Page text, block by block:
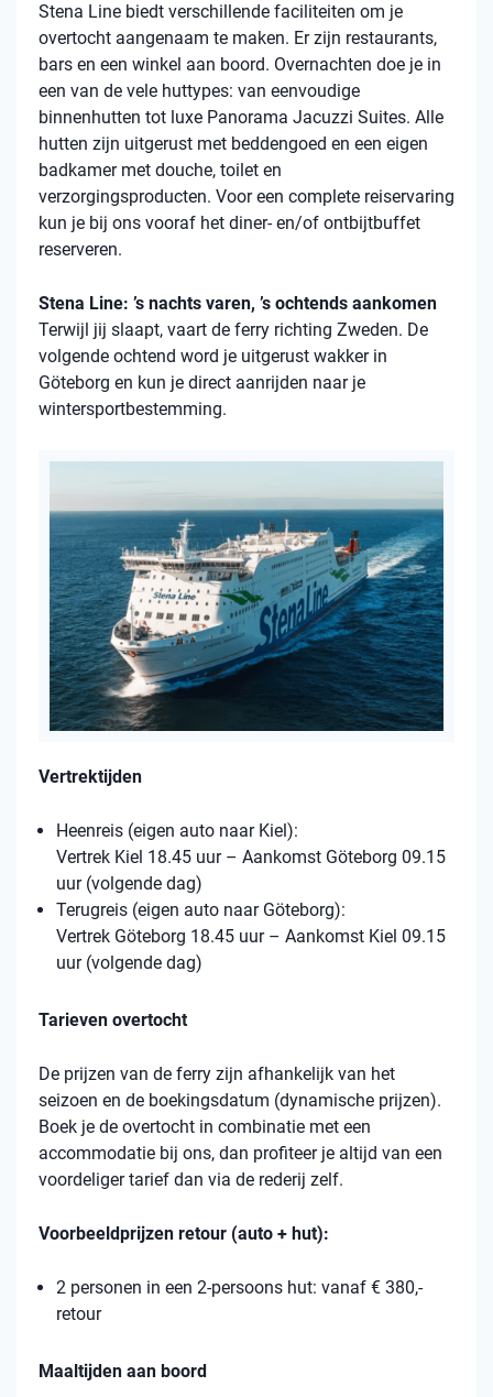
Stena Line biedt verschillende faciliteiten om je
overtocht aangenaam te maken. Er zijn restaurants,
bars en een winkel aan boord. Overnachten doe je in
een van de vele huttypes: van eenvoudige
binnenhutten tot luxe Panorama Jacuzzi Suites. Alle
hutten zijn uitgerust met beddengoed en een eigen
badkamer met douche, toilet en
verzorgingsproducten. Voor een complete reiservaring
kun je bij ons vooraf het diner- en/of ontbijtbuffet
reserveren.
Stena Line: ’s nachts varen, ’s ochtends aankomen
Terwijl jij slaapt, vaart de ferry richting Zweden. De
volgende ochtend word je uitgerust wakker in
Göteborg en kun je direct aanrijden naar je
wintersportbestemming.
Vertrektijden
Heenreis (eigen auto naar Kiel):
Vertrek Kiel 18.45 uur – Aankomst Göteborg 09.15
uur (volgende dag)
Terugreis (eigen auto naar Göteborg):
Vertrek Göteborg 18.45 uur – Aankomst Kiel 09.15
uur (volgende dag)
Tarieven overtocht
De prijzen van de ferry zijn afhankelijk van het
seizoen en de boekingsdatum (dynamische prijzen).
Boek je de overtocht in combinatie met een
accommodatie bij ons, dan profiteer je altijd van een
voordeliger tarief dan via de rederij zelf.
Voorbeeldprijzen retour (auto + hut):
2 personen in een 2-persoons hut: vanaf € 380,-
retour
Maaltijden aan boord